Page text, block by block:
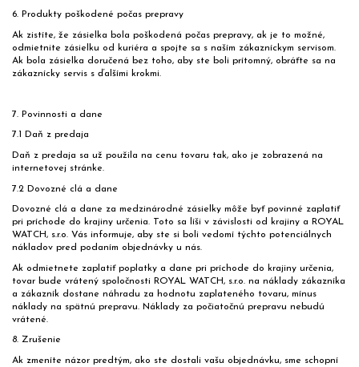
6. Produkty poškodené počas prepravy
Ak zistíte, že zásielka bola poškodená počas prepravy, ak je to možné,
odmietnite zásielku od kuriéra a spojte sa s naším zákazníckym servisom.
Ak bola zásielka doručená bez toho, aby ste boli prítomný, obráťte sa na
zákaznícky servis s ďalšími krokmi.
7. Povinnosti a dane
7.1 Daň z predaja
Daň z predaja sa už použila na cenu tovaru tak, ako je zobrazená na
internetovej stránke.
7.2 Dovozné clá a dane
Dovozné clá a dane za medzinárodné zásielky môže byť povinné zaplatiť
pri príchode do krajiny určenia. Toto sa líši v závislosti od krajiny a ROYAL
WATCH, s.r.o. Vás informuje, aby ste si boli vedomí týchto potenciálnych
nákladov pred podaním objednávky u nás.
Ak odmietnete zaplatiť poplatky a dane pri príchode do krajiny určenia,
tovar bude vrátený spoločnosti ROYAL WATCH, s.r.o. na náklady zákazníka
a zákazník dostane náhradu za hodnotu zaplateného tovaru, mínus
náklady na spätnú prepravu. Náklady za počiatočnú prepravu nebudú
vrátené.
8. Zrušenie
Ak zmeníte názor predtým, ako ste dostali vašu objednávku, sme schopní